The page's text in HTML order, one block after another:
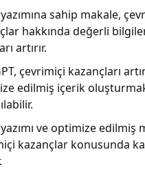
sahip makale,
hakkında değerli
artırır.
çevrimiçi kazançları
edilmiş içerik
ve optimize edilmiş
kazançlar konusunda